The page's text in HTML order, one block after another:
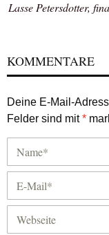
Lasse Petersdotter,
KOMMENTARE
Deine E-Mail-
Felder sind mit*